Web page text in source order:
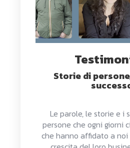
Storie di
Le parole, le storie e i
persone che ogni giorni
che hanno affidato a